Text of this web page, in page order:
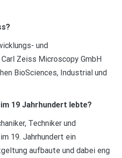
und
Zeiss Microscopy GmbH
BioSciences, Industrial und
19 Jahrhundert lebte?
Techniker und
19. Jahrhundert ein
aufbaute und dabei eng